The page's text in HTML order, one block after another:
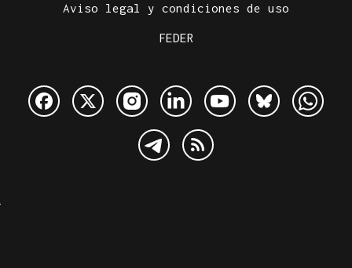
Aviso legal y condiciones de uso
FEDER